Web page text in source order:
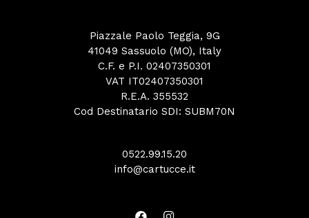
Piazzale Paolo Teggia, 9G
41049 Sassuolo (MO), Italy
C.F. e P.I. 02407350301
VAT IT02407350301
R.E.A. 355532
Cod Destinatario SDI: SUBM70N
0522.99.15.20
info@cartucce.it